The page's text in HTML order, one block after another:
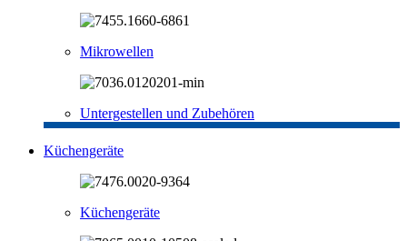
Mikrowellen
Untergestellen und Zubehören
Küchengeräte
Küchengeräte